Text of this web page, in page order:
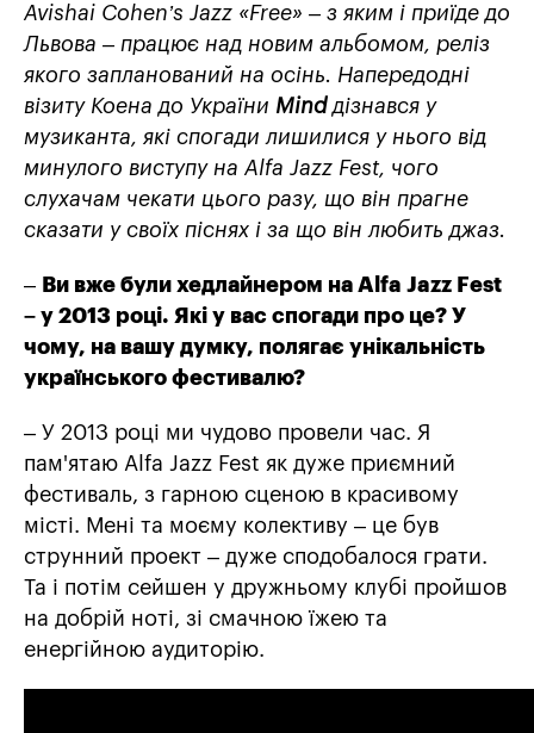
Avishai Cohen’s Jazz «Free» – з яким і приїде до
Львова – працює над новим альбомом, реліз
якого запланований на осінь. Напередодні
візиту Коена до України Mindдізнався у
музиканта, які спогади лишилися у нього від
минулого виступу на Alfa Jazz Fest, чого
слухачам чекати цього разу, що він прагне
сказати у своїх піснях і за що він любить джаз.
– Ви вже були хедлайнером на Alfa Jazz Fest
– у 2013 році. Які у вас спогади про це? У
чому, на вашу думку, полягає унікальність
українського фестивалю?
– У 2013 році ми чудово провели час. Я
пам'ятаю Alfa Jazz Fest як дуже приємний
фестиваль, з гарною сценою в красивому
місті. Мені та моєму колективу – це був
струнний проект – дуже сподобалося грати.
Та і потім сейшен у дружньому клубі пройшов
на добрій ноті, зі смачною їжею та
енергійною аудиторію.